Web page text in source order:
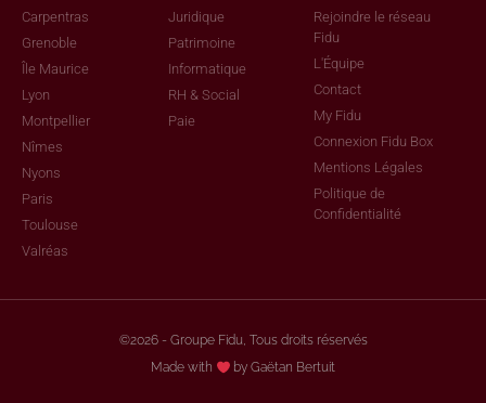
Carpentras
Grenoble
Île Maurice
Lyon
Montpellier
Nîmes
Nyons
Paris
Toulouse
Valréas
Juridique
Patrimoine
Informatique
RH & Social
Paie
Rejoindre le réseau
Fidu
L'Équipe
Contact
My Fidu
Connexion Fidu Box
Mentions Légales
Politique de
Confidentialité
©2026 - Groupe Fidu, Tous droits réservés
Made with
by Gaëtan Bertuit